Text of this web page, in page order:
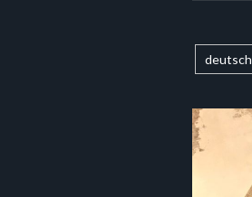
deutsch